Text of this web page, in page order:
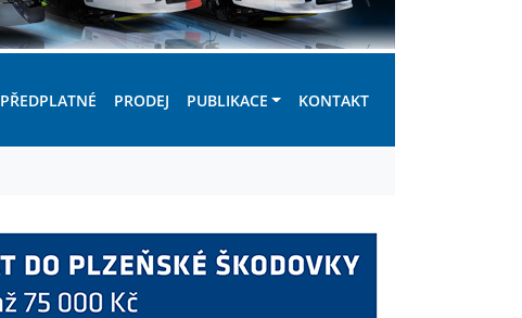
PŘEDPLATNÉ PRODEJ PUBLIKACE KONTAKT